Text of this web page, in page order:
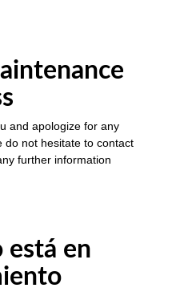
and apologize for any
do not hesitate to contact
further information
está en